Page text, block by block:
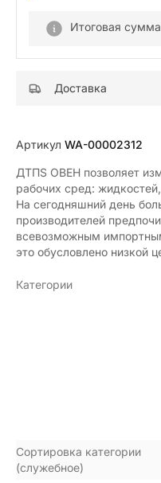
Итоговая
Доставка
Артикул WA-00002312
ДТПS ОВЕН позволяет
рабочих сред:
На сегодняшний день
производителей
всевозможным
это обусловлено низкой
Категории
Сортировка категории
(служебное)